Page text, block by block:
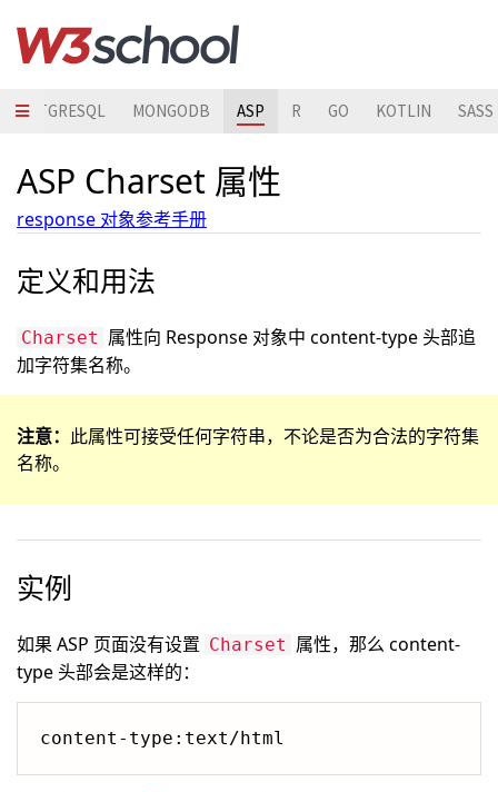
POSTGRESQL MONGODB ASP R GO KOTLIN SASS
ASP Charset 属性
response 对象参考手册
定义和用法
Charset 属性向 Response 对象中 content-type 头部追
加字符集名称。
注意： 此属性可接受任何字符串，不论是否为合法的字符集
名称。
实例
如果 ASP 页面没有设置 Charset 属性，那么 content-
type 头部会是这样的：